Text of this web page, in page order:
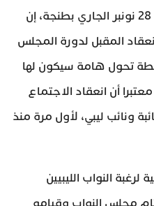
النواب الليبي الذي جرى بين 23 و 28 نونبر الجاري بطنجة، إن
المقبل لدورة المجلس
تحول هامة سيكون لها
أن انعقاد الاجتماع
بحضور أكثر من 123 نائبة ونائب ليبي، لأول مرة منذ
النواب الليبيين